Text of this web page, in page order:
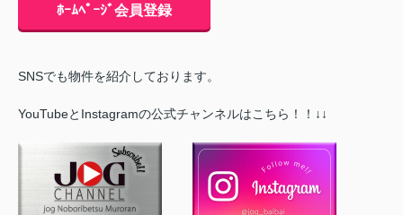
ﾎｰﾑﾍﾟｰｼﾞ会員登録
SNSでも物件を紹介しております。
YouTubeとInstagramの公式チャンネルはこちら！！↓↓